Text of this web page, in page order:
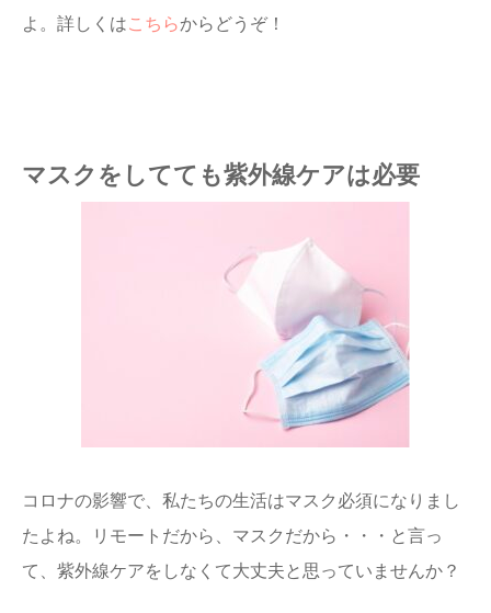
よ。詳しくはこちらからどうぞ！
マスクをしてても紫外線ケアは必要
コロナの影響で、私たちの生活はマスク必須になりまし
たよね。リモートだから、マスクだから・・・と言っ
て、紫外線ケアをしなくて大丈夫と思っていませんか？